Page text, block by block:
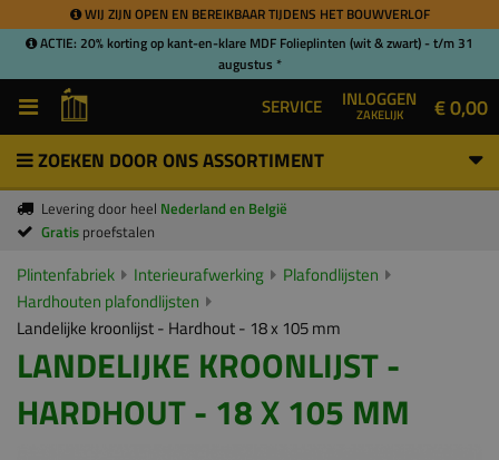
WIJ ZIJN OPEN EN BEREIKBAAR TIJDENS HET BOUWVERLOF
ACTIE: 20% korting op kant-en-klare MDF Folieplinten (wit & zwart) - t/m 31
augustus *
SERVICE INLOGGEN
ZAKELIJK € 0,00
ZOEKEN DOOR ONS ASSORTIMENT
Levering door heel Nederland en België
Gratis proefstalen
Plintenfabriek Interieurafwerking
Plafondlijsten
Hardhouten plafondlijsten
Landelijke kroonlijst - Hardhout - 18 x 105 mm
LANDELIJKE KROONLIJST -
HARDHOUT - 18 X 105 MM